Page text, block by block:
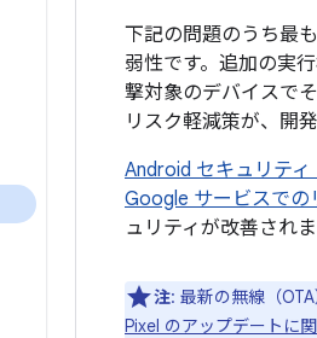
下記の問題のうち最
弱性です。追加の実
撃対象のデバイスで
リスク軽減策が、開
Android セキュリテ
Google サービスでの
ュリティが改善されま
注: 最新の無線（
Pixel のアップデートに